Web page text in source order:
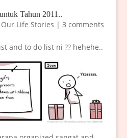
Tahun 2011..
Our Life Stories | 3 comments
and to do list ni ?? hehehe..